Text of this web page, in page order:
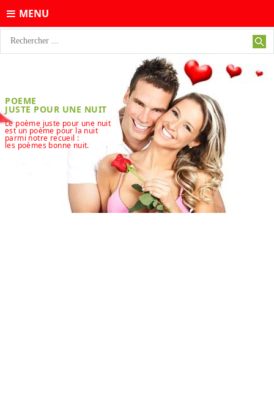
MENU
POEME
JUSTE POUR UNE NUIT
Le poème juste pour une nuit
est un poème pour la nuit
parmi notre recueil :
les poèmes bonne nuit.